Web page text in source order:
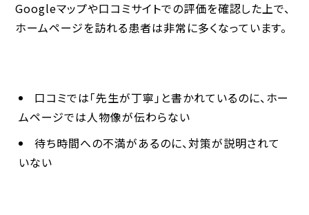
Googleマップや口コミサイトでの評価を確認した上で、
ホームページを訪れる患者は非常に多くなっています。
口コミでは「先生が丁寧」と書かれているのに、ホー
ムページでは人物像が伝わらない
待ち時間への不満があるのに、対策が説明されて
いない